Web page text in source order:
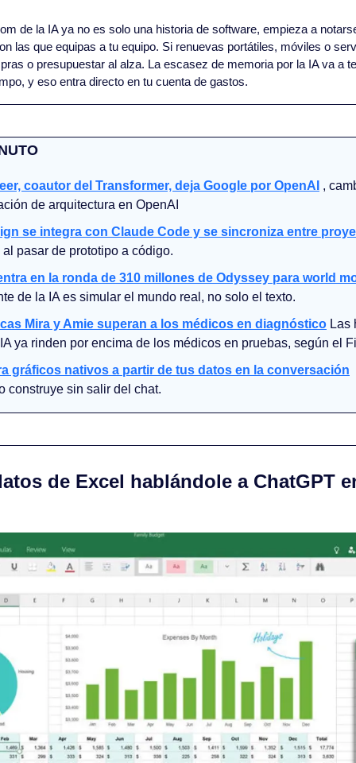
de la IA ya no es solo una historia de software, empieza a
las que equipas a tu equipo. Si renuevas portátiles, móviles o
o presupuestar al alza. La escasez de memoria por la IA va a
y eso entra directo en tu cuenta de gastos.
coautor del Transformer, deja Google por OpenAI ,
de arquitectura en OpenAI
se integra con Claude Code y se sincroniza entre
pasar de prototipo a código.
en la ronda de 310 millones de Odyssey para world
de la IA es simular el mundo real, no solo el texto.
Mira y Amie superan a los médicos en diagnóstico Las
ya rinden por encima de los médicos en pruebas, según el
gráficos nativos a partir de tus datos en la conversación
construye sin salir del chat.
de Excel hablándole a ChatGPT